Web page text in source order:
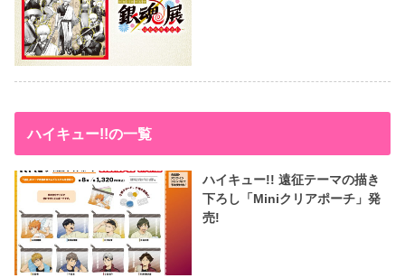
ハイキュー!!の一覧
ハイキュー!! 遠征テーマの描き
下ろし「Miniクリアポーチ」発
売!